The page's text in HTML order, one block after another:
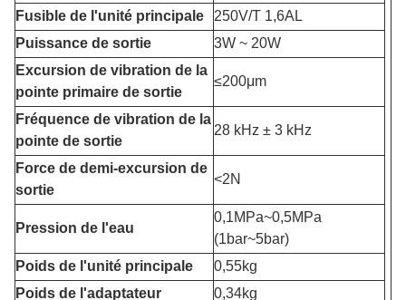
Fusible de l'unité principale
250V/T 1,6AL
Puissance de sortie
3W ~ 20W
Excursion de vibration de la
pointe primaire de sortie
≤200μm
Fréquence de vibration de la
pointe de sortie
28 kHz ± 3 kHz
Force de demi-excursion de
sortie
<2N
Pression de l'eau
0,1MPa~0,5MPa
(1bar~5bar)
Poids de l'unité principale
0,55kg
Poids de l'adaptateur
0,34kg